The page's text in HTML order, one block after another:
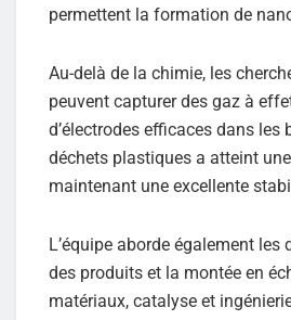
permettent la formation de
Au-delà de la chimie, les
peuvent capturer des gaz à
d’électrodes efficaces dans
déchets plastiques a atteint
maintenant une excellente
L’équipe aborde également
des produits et la montée en
matériaux, catalyse et